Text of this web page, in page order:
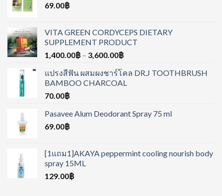
69.00฿
VITA GREEN CORDYCEPS DIETARY
SUPPLEMENT PRODUCT
1,400.00฿ – 3,600.00฿
แปรงสีฟัน ผสมผงชาร์โคล DR.J TOOTHBRUSH
BAMBOO CHARCOAL
70.00฿
Pasavee Alum Deodorant Spray 75 ml
69.00฿
[1แถม1]AKAYA peppermint cooling nourish body
spray 15ML
129.00฿